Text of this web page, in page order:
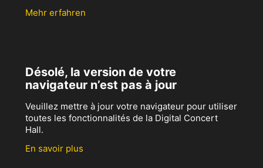
Mehr erfahren
Désolé, la version de votre
navigateur n’est pas à jour
Veuillez mettre à jour votre navigateur pour utiliser
toutes les fonctionnalités de la Digital Concert
Hall.
En savoir plus